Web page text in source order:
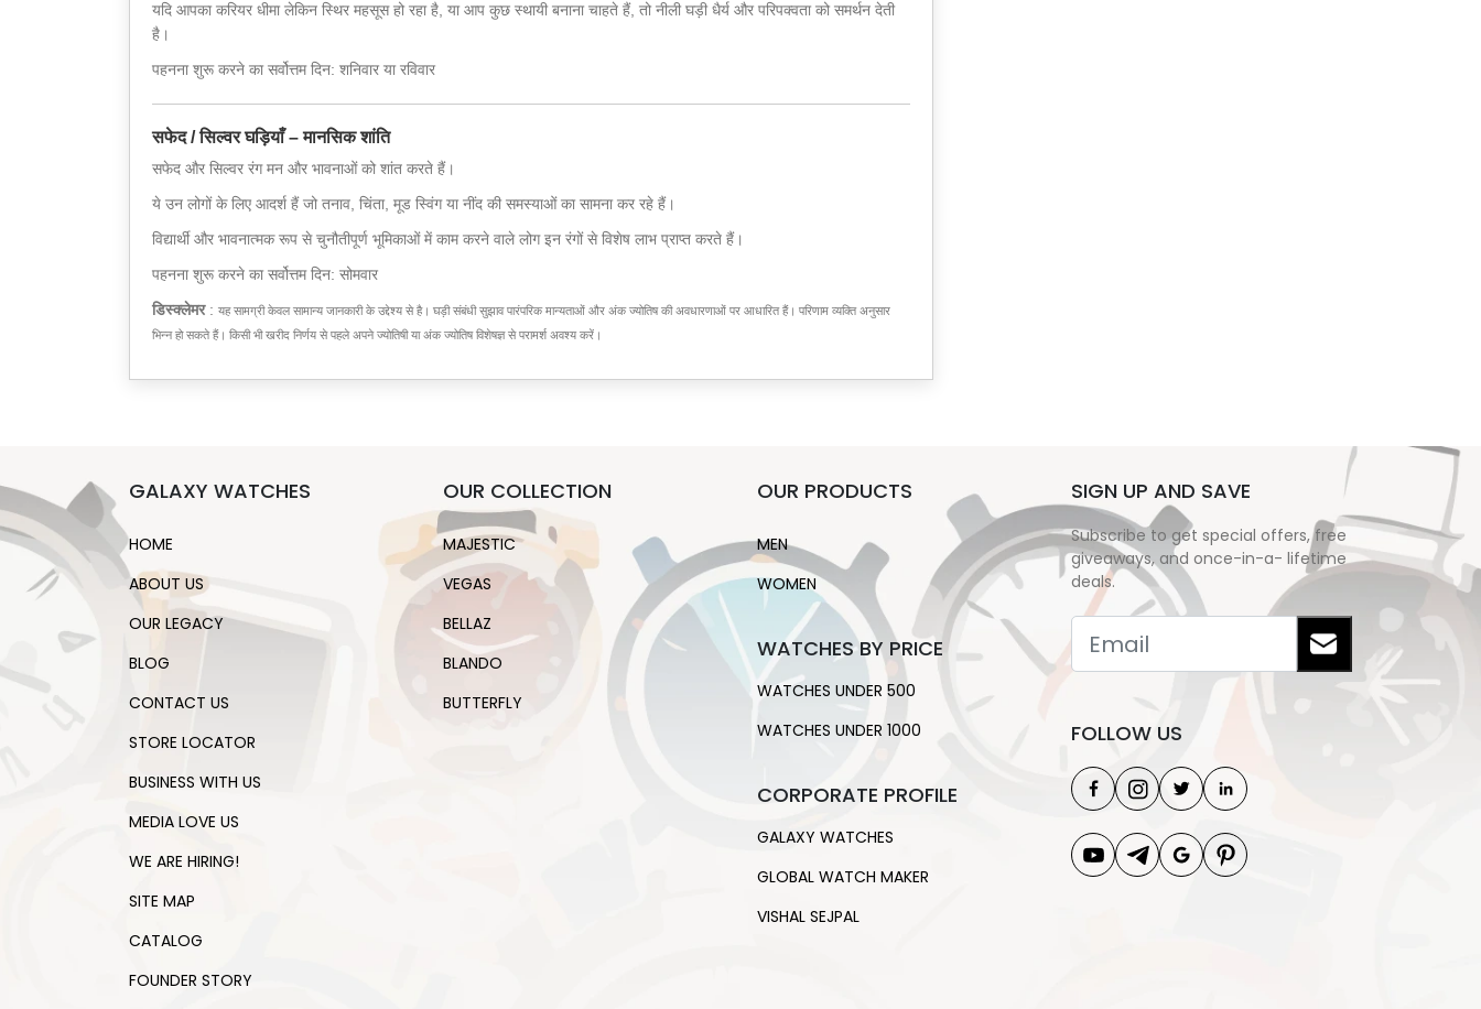
यदि आपका करियर धीमा लेकिन स्थिर महसूस हो रहा है, या आप कुछ स्थायी बनाना चाहते हैं, तो नीली घड़ी धैर्य और परिपक्वता को समर्थन देती
है।
पहनना शुरू करने का सर्वोत्तम दिन: शनिवार या रविवार
सफेद / सिल्वर घड़ियाँ – मानसिक शांति
सफेद और सिल्वर रंग मन और भावनाओं को शांत करते हैं।
ये उन लोगों के लिए आदर्श हैं जो तनाव, चिंता, मूड स्विंग या नींद की समस्याओं का सामना कर रहे हैं।
विद्यार्थी और भावनात्मक रूप से चुनौतीपूर्ण भूमिकाओं में काम करने वाले लोग इन रंगों से विशेष लाभ प्राप्त करते हैं।
पहनना शुरू करने का सर्वोत्तम दिन: सोमवार
डिस्क्लेमर : यह सामग्री केवल सामान्य जानकारी के उद्देश्य से है। घड़ी संबंधी सुझाव पारंपरिक मान्यताओं और अंक ज्योतिष की अवधारणाओं पर आधारित हैं। परिणाम व्यक्ति अनुसार
भिन्न हो सकते हैं। किसी भी खरीद निर्णय से पहले अपने ज्योतिषी या अंक ज्योतिष विशेषज्ञ से परामर्श अवश्य करें।
GALAXY WATCHES
HOME
ABOUT US
OUR LEGACY
BLOG
CONTACT US
STORE LOCATOR
BUSINESS WITH US
MEDIA LOVE US
WE ARE HIRING!
SITE MAP
CATALOG
FOUNDER STORY
OUR COLLECTION
MAJESTIC
VEGAS
BELLAZ
BLANDO
BUTTERFLY
OUR PRODUCTS
MEN
WOMEN
WATCHES BY PRICE
WATCHES UNDER 500
WATCHES UNDER 1000
CORPORATE PROFILE
GALAXY WATCHES
GLOBAL WATCH MAKER
VISHAL SEJPAL
SIGN UP AND SAVE
Subscribe to get special offers, free
giveaways, and once-in-a- lifetime
deals.
FOLLOW US